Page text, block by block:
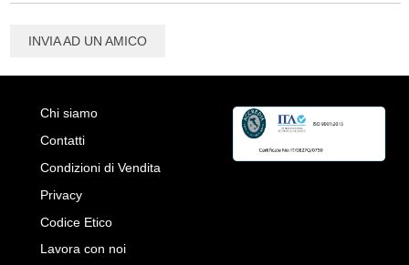
INVIA AD UN AMICO
Chi siamo
Contatti
Condizioni di Vendita
Privacy
Codice Etico
Lavora con noi